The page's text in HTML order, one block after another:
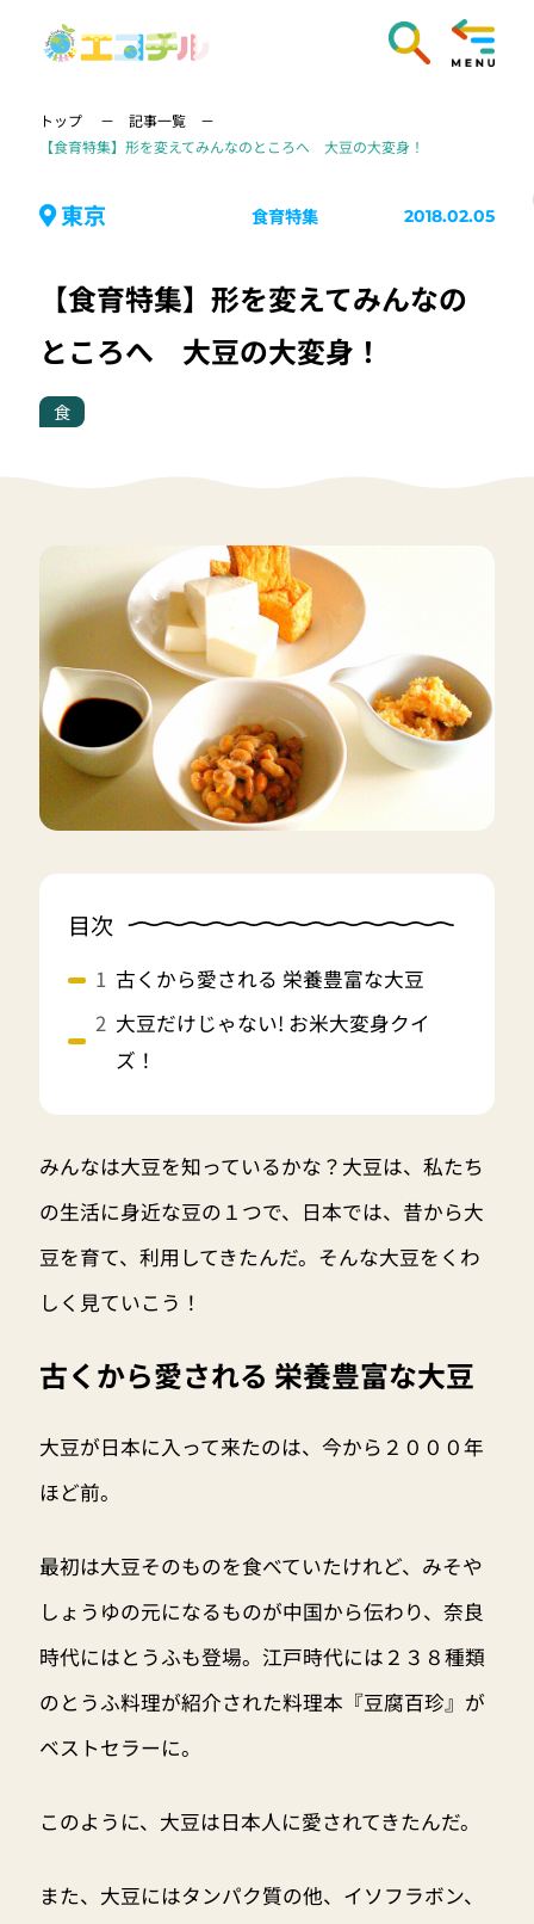
トップ
記事一覧
【食育特集】形を変えてみんなのところへ 大豆の大変身！
東京 食育特集 2018.02.05
【食育特集】形を変えてみんなの
ところへ 大豆の大変身！
食
目次
古くから愛される 栄養豊富な大豆
大豆だけじゃない! お米大変身クイ
ズ！
みんなは大豆を知っているかな？大豆は、私たち
の生活に身近な豆の１つで、日本では、昔から大
豆を育て、利用してきたんだ。そんな大豆をくわ
しく見ていこう！
古くから愛される 栄養豊富な大豆
大豆が日本に入って来たのは、今から２０００年
ほど前。
最初は大豆そのものを食べていたけれど、みそや
しょうゆの元になるものが中国から伝わり、奈良
時代にはとうふも登場。江戸時代には２３８種類
のとうふ料理が紹介された料理本『豆腐百珍』が
ベストセラーに。
このように、大豆は日本人に愛されてきたんだ。
また、大豆にはタンパク質の他、イソフラボン、